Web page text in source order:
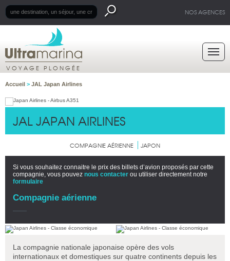
NOS AGENCES
VOYAGE PLONGÉE
Accueil > JAL Japan Airlines
JAL JAPAN AIRLINES
COMPAGNIE AÉRIENNE JAPON
Si vous souhaitez connaitre le prix des billets d’avion proposés par cette
compagnie, vous pouvez nous contacter ou utiliser directement notre
formulaire
Compagnie aérienne
La compagnie nationale japonaise opère des vols
internationaux et domestiques sur quatre continents depuis les